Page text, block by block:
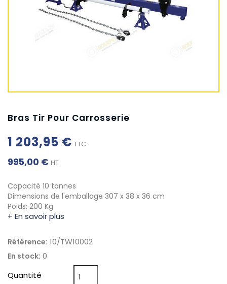
Bras Tir Pour Carrosserie
1 203,95 € TTC
995,00 € HT
Capacité 10 tonnes
Dimensions de l'emballage 307 x 38 x 36 cm
Poids: 200 Kg
+ En savoir plus
Référence: 10/TW10002
En stock: 0
Quantité